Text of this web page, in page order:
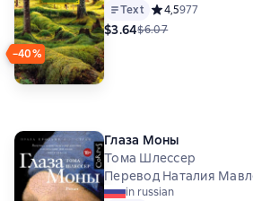
−40%
Text Средний рейтинг
4,5977
$3.64$6.07
Глаза Моны
Тома Шлессер
Перевод Наталия
in russian